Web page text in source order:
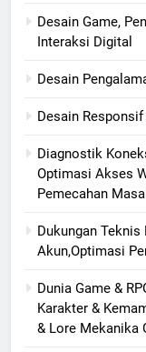
Desain Game,
Interaksi Digital
Desain
Desain
Diagnostik
Optimasi Akses
Pemecahan
Dukungan
Akun,Optimasi
Dunia Game &
Karakter &
& Lore Mekanika